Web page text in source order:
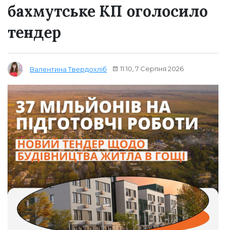
бахмутське КП оголосило
тендер
Валентина Твердохліб 11:10, 7 Серпня 2026